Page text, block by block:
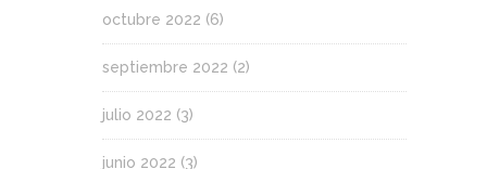
octubre 2022 (6)
septiembre 2022 (2)
julio 2022 (3)
junio 2022 (3)